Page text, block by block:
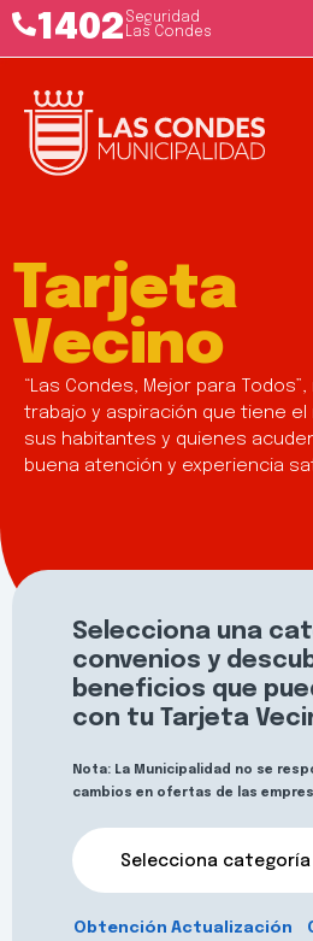
1402 Seguridad
Las Condes
Tarjeta
Vecino
“Las Condes, Mejor para
trabajo y aspiración que tiene
sus habitantes y quienes
buena atención y experiencia
Selecciona una
convenios y
beneficios que
con tu Tarjeta
Nota: La Municipalidad no se
cambios en ofertas de las
Selecciona categoría
Obtención Actualización